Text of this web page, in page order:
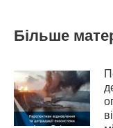
Більше